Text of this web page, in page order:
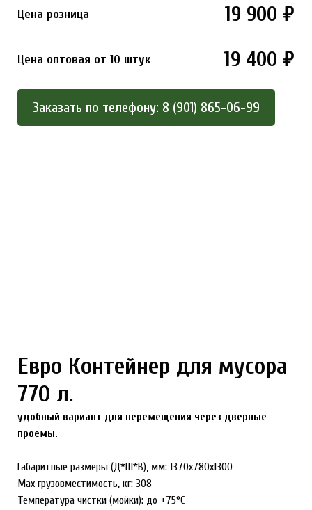
Цена розница 19 900 ₽
Цена оптовая от 10 штук 19 400 ₽
Заказать по телефону: 8 (901) 865-06-99
Евро Контейнер для мусора
770 л.
удобный вариант для перемещения через дверные
проемы.
Габаритные размеры (Д*Ш*В), мм: 1370x780x1300
Max грузовместимость, кг: 308
Температура чистки (мойки): до +75°С